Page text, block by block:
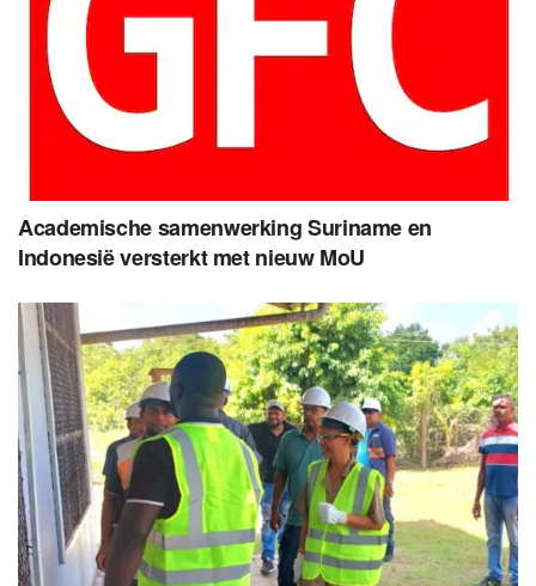
Academische samenwerking Suriname en
Indonesië versterkt met nieuw MoU